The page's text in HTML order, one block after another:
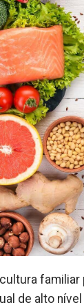
de alto